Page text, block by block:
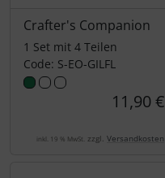
Crafter's Companion
1 Set mit 4 Teilen
Code: S-EO-GILFL
11,90 €
inkl. 19 % MwSt. zzgl. Versandkosten